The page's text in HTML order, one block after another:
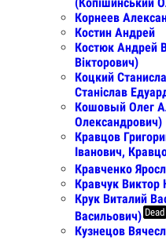
Корнеев
Костин Андрей
Костюк Андрей
Вікторович)
Коцкий
Станіслав
Кошовый Олег
Олександрович)
Кравцов
Іванович,
Кравченко
Кравчук Виктор
Крук Виталий
Васильович) Dead
Кузнецов